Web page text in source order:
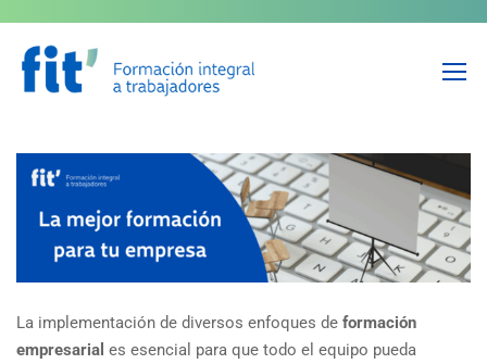
Tipos de formación: La que
mejor se adapta a tu empresa
La implementación de diversos enfoques de formación
empresarial es esencial para que todo el equipo pueda